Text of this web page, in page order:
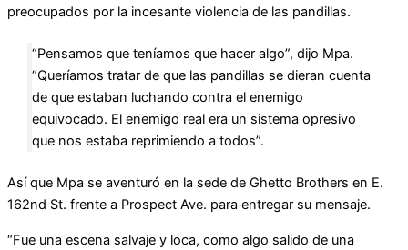
preocupados por la incesante violencia de las pandillas.
“Pensamos que teníamos que hacer algo”, dijo Mpa.
“Queríamos tratar de que las pandillas se dieran cuenta
de que estaban luchando contra el enemigo
equivocado. El enemigo real era un sistema opresivo
que nos estaba reprimiendo a todos”.
Así que Mpa se aventuró en la sede de Ghetto Brothers en E.
162nd St. frente a Prospect Ave. para entregar su mensaje.
“Fue una escena salvaje y loca, como algo salido de una